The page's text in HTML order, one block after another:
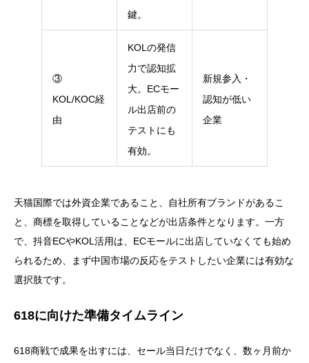
鍵。
③
KOL/KOC経
由
KOLの発信
力で認知拡
大。ECモー
ル出店前の
テストにも
有効。
新規参入・
認知が低い
企業
天猫国際では外資企業であること、自社所有ブランドがあるこ
と、商標を取得していることなどが出店条件となります。一方
で、抖音ECやKOL活用は、ECモールに出店していなくても始め
られるため、まず中国市場の反応をテストしたい企業には有効な
選択肢です。
618に向けた準備タイムライン
618商戦で成果を出すには、セール当日だけでなく、数ヶ月前か